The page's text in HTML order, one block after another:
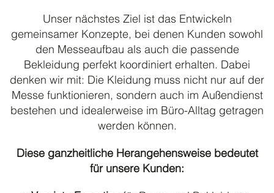
Showroom
Nachhaltigkeit
Finanzierung
Referenzen
Blog & News
Presse
Unser nächstes Ziel ist das Entwickeln
gemeinsamer Konzepte, bei denen Kunden sowohl
den Messeaufbau als auch die passende
Bekleidung perfekt koordiniert erhalten. Dabei
denken wir mit: Die Kleidung muss nicht nur auf der
Messe funktionieren, sondern auch im Außendienst
bestehen und idealerweise im Büro-Alltag getragen
werden können.
Diese ganzheitliche Herangehensweise bedeutet
für unsere Kunden: